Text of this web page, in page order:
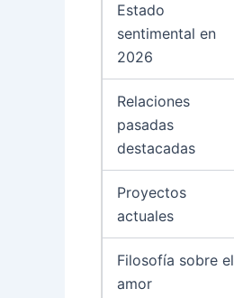
Estado
sentimental en
2026
Relaciones
pasadas
destacadas
Proyectos
actuales
Filosofía sobre el
amor